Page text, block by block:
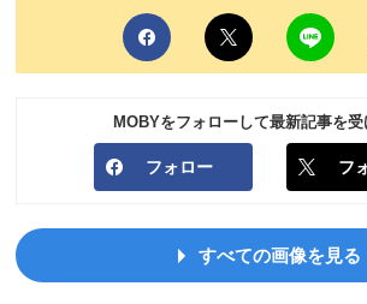
MOBYをフォローして最新記事を受
フォロー フ
すべての画像を見る